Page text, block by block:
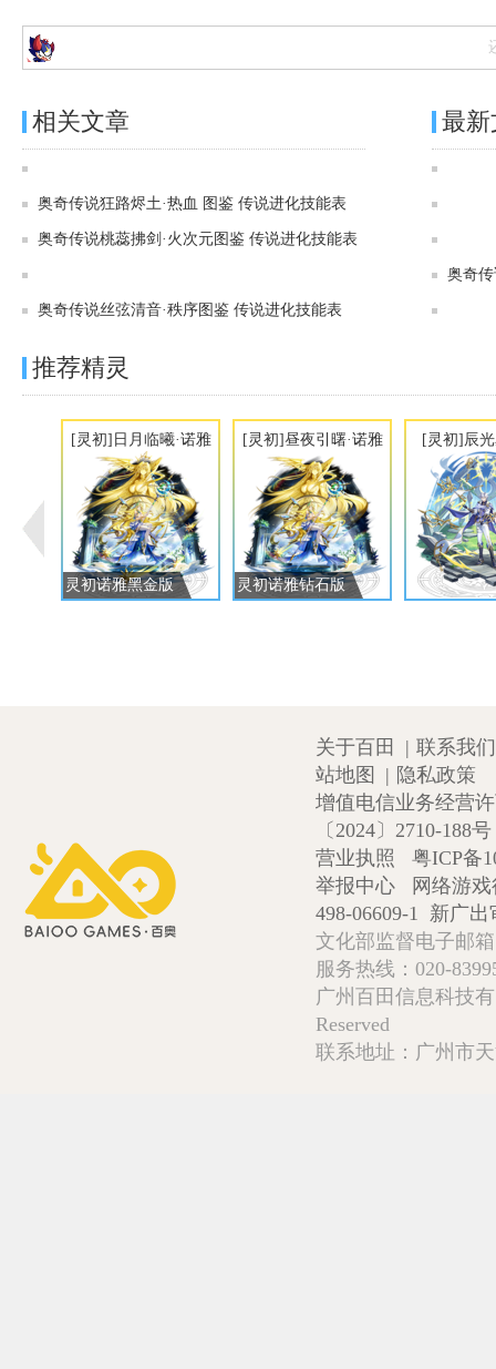
相关文章
奥奇传说狂路烬土·热血 图鉴 传说进化技能表
奥奇传说桃蕊拂剑·火次元图鉴 传说进化技能表
奥奇传说丝弦清音·秩序图鉴 传说进化技能表
最
奥奇
推荐精灵
[灵初]日月临曦·诺雅
灵初诺雅黑金版
[灵初]昼夜引曙·诺雅
灵初诺雅钻石版
[灵初]辰
关于百田 | 联系我们
站地图
| 隐私政策
增值电信业务经营
〔2024〕2710-188号
营业执照
粤ICP备
举报中心
网络游
498-06609-1 新广出
文化部监督电子邮
服务热线：020-
广州百田信息科技
Reserved
联系地址：广州市